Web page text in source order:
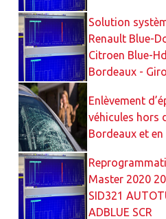
Solution
Renault Blue-
Citroen Blue-
Bordeaux -
Enlèvement
véhicules hors
Bordeaux et
Master 2020
SID321
ADBLUE SCR